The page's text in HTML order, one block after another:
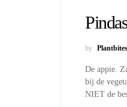
by Plantbites
De appie.
bij de
NIET de